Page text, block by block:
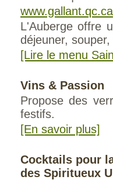
www.gallant.qc.ca
L'Auberge offre
déjeuner,
[Lire le menu
Vins & Passion
Propose des
festifs.
[En savoir plus]
Cocktails pour
des Spiritueux